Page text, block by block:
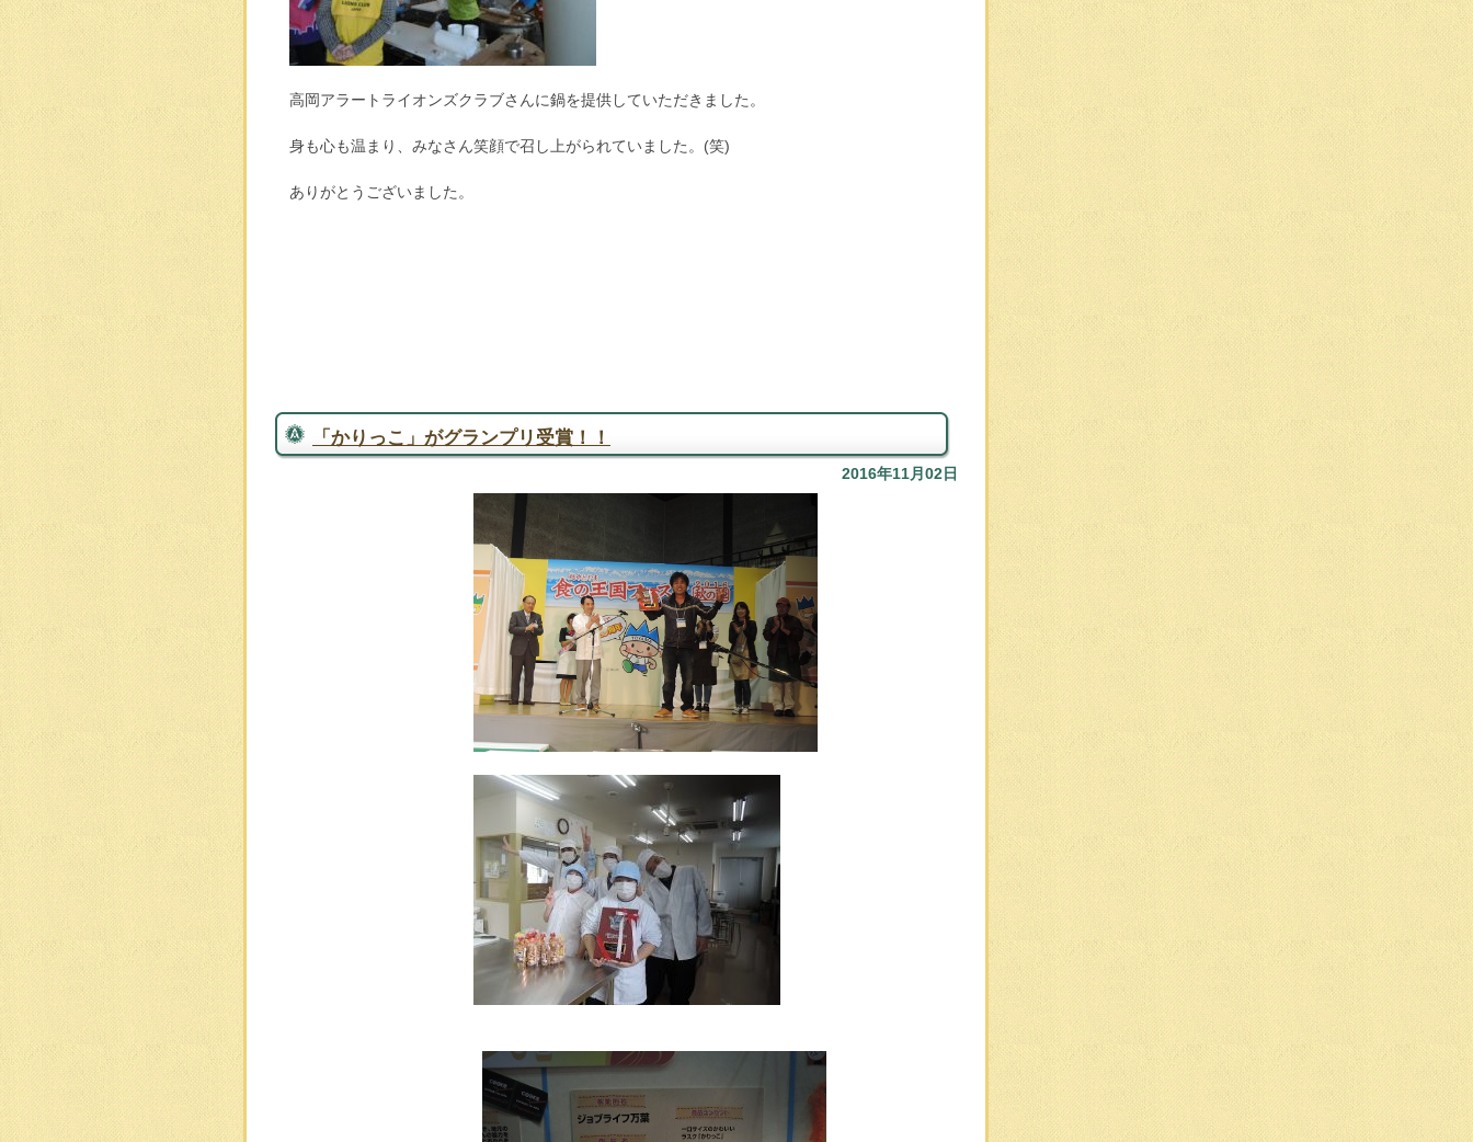
高岡アラートライオンズクラブさんに鍋を提供していただきました。
身も心も温まり、みなさん笑顔で召し上がられていました。(笑)
ありがとうございました。
「かりっこ」がグランプリ受賞！！
2016年11月02日